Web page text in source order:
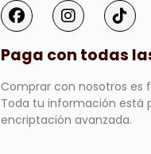
Paga con todas
Comprar con nosotros es
Toda tu información está
encriptación avanzada.